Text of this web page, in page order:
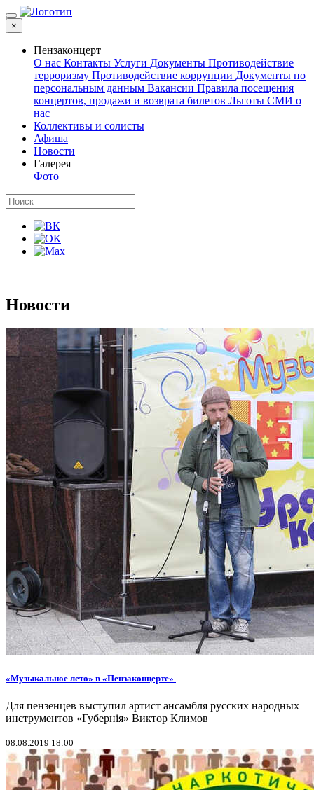
×
Пензаконцерт
О нас Контакты Услуги Документы Противодействие
терроризму Противодействие коррупции Документы по
персональным данным Вакансии Правила посещения
концертов, продажи и возврата билетов Льготы СМИ о
нас
Коллективы и солисты
Афиша
Новости
Галерея
Фото
Новости
«Музыкальное лето» в «Пензаконцерте»
Для пензенцев выступил артист ансамбля русских народных
инструментов «Губернiя» Виктор Климов
08.08.2019 18:00